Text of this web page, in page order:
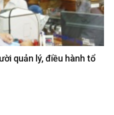
quản lý, điều hành tổ